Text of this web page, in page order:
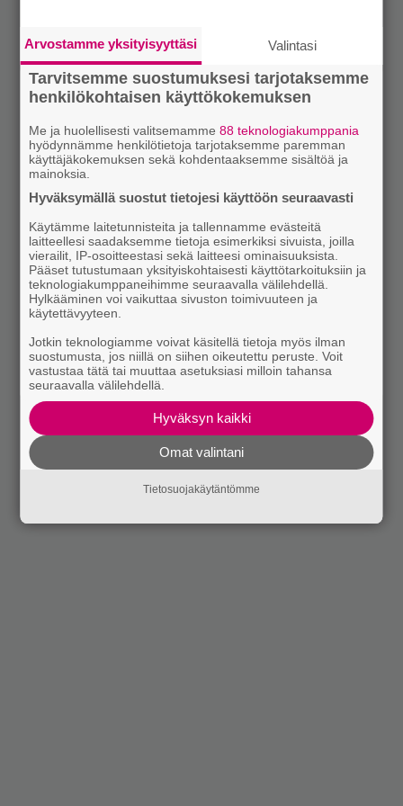
Arvostamme yksityisyyttäsi Valintasi
Tarvitsemme suostumuksesi tarjotaksemme
henkilökohtaisen käyttökokemuksen
Me ja huolellisesti valitsemamme88 teknologiakumppania
hyödynnämme henkilötietoja tarjotaksemme paremman
käyttäjäkokemuksen sekä kohdentaaksemme sisältöä ja
mainoksia.
Hyväksymällä suostut tietojesi käyttöön seuraavasti
Käytämme laitetunnisteita ja tallennamme evästeitä
laitteellesi saadaksemme tietoja esimerkiksi sivuista, joilla
vierailit, IP-osoitteestasi sekä laitteesi ominaisuuksista.
Pääset tutustumaan yksityiskohtaisesti käyttötarkoituksiin ja
teknologiakumppaneihimme seuraavalla välilehdellä.
Hylkääminen voi vaikuttaa sivuston toimivuuteen ja
käytettävyyteen.
Jotkin teknologiamme voivat käsitellä tietoja myös ilman
suostumusta, jos niillä on siihen oikeutettu peruste. Voit
vastustaa tätä tai muuttaa asetuksiasi milloin tahansa
seuraavalla välilehdellä.
Hyväksyn kaikki
Omat valintani
Tietosuojakäytäntömme